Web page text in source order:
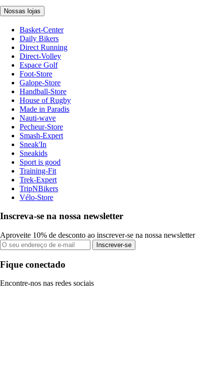
Nossas lojas
Basket-Center
Daily Bikers
Direct Running
Direct-Volley
Espace Golf
Foot-Store
Galope-Store
Handball-Store
House of Rugby
Made in Paradis
Nauti-wave
Pecheur-Store
Smash-Expert
Sneak'In
Sneakids
Sport is good
Training-Fit
Trek-Expert
TripNBikers
Vélo-Store
Inscreva-se na nossa newsletter
Aproveite 10% de desconto ao inscrever-se na nossa newsletter
Inscrever-se
Fique conectado
Encontre-nos nas redes sociais